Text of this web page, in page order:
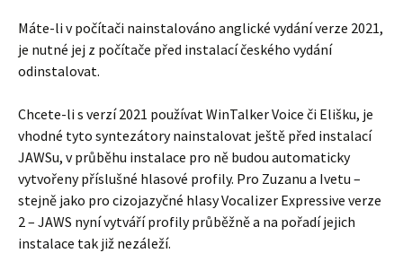
Máte-li v počítači nainstalováno anglické vydání verze 2021,
je nutné jej z počítače před instalací českého vydání
odinstalovat.
Chcete-li s verzí 2021 používat WinTalker Voice či Elišku, je
vhodné tyto syntezátory nainstalovat ještě před instalací
JAWSu, v průběhu instalace pro ně budou automaticky
vytvořeny příslušné hlasové profily. Pro Zuzanu a Ivetu –
stejně jako pro cizojazyčné hlasy Vocalizer Expressive verze
2 – JAWS nyní vytváří profily průběžně a na pořadí jejich
instalace tak již nezáleží.